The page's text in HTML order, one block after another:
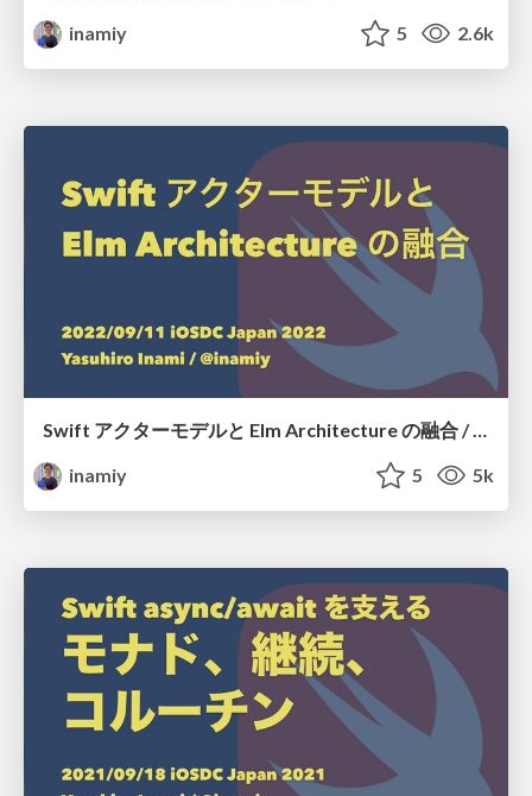
inamiy
5 2.6k
Swift アクターモデルと Elm Architecture の融合 / iOSDC Japan 2022
inamiy
5 5k